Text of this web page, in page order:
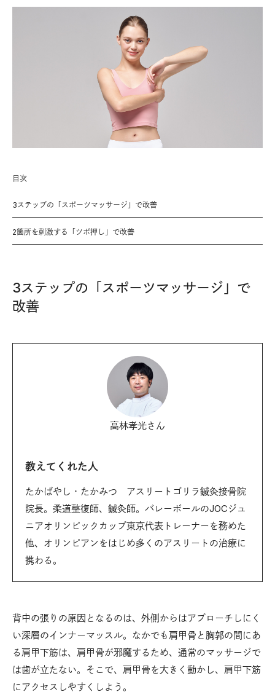
目次
3ステップの「スポーツマッサージ」で改善
2箇所を刺激する「ツボ押し」で改善
3ステップの「スポーツマッサージ」で
改善
高林孝光さん
教えてくれた人
たかばやし・たかみつ アスリートゴリラ鍼灸接骨院
院長。柔道整復師、鍼灸師。バレーボールのJOCジュ
ニアオリンピックカップ東京代表トレーナーを務めた
他、オリンピアンをはじめ多くのアスリートの治療に
携わる。
背中の張りの原因となるのは、外側からはアプローチしにく
い深層のインナーマッスル。なかでも肩甲骨と胸郭の間にあ
る肩甲下筋は、肩甲骨が邪魔するため、通常のマッサージで
は歯が立たない。そこで、肩甲骨を大きく動かし、肩甲下筋
にアクセスしやすくしよう。